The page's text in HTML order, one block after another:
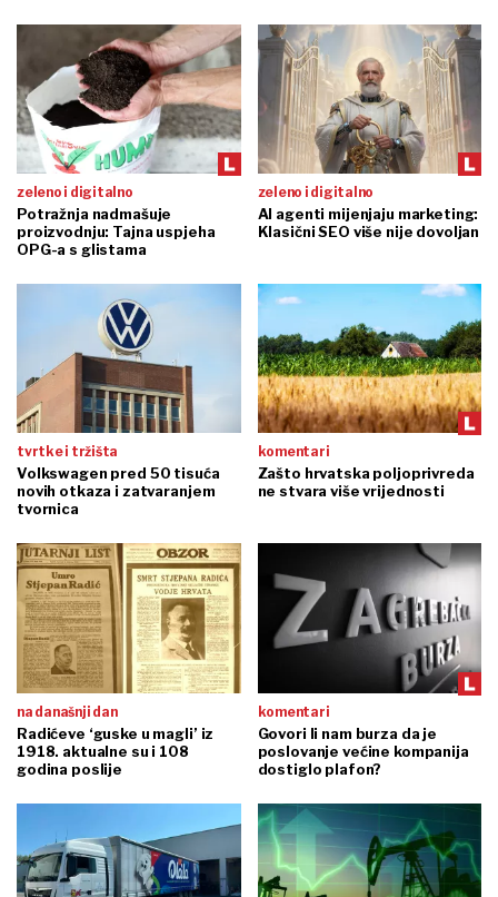
zeleno i digitalno
Potražnja nadmašuje
proizvodnju: Tajna uspjeha
OPG-a s glistama
zeleno i digitalno
AI agenti mijenjaju marketing:
Klasični SEO više nije dovoljan
tvrtke i tržišta
Volkswagen pred 50 tisuća
novih otkaza i zatvaranjem
tvornica
komentari
Zašto hrvatska poljoprivreda
ne stvara više vrijednosti
na današnji dan
Radićeve ‘guske u magli’ iz
1918. aktualne su i 108
godina poslije
komentari
Govori li nam burza da je
poslovanje većine kompanija
dostiglo plafon?